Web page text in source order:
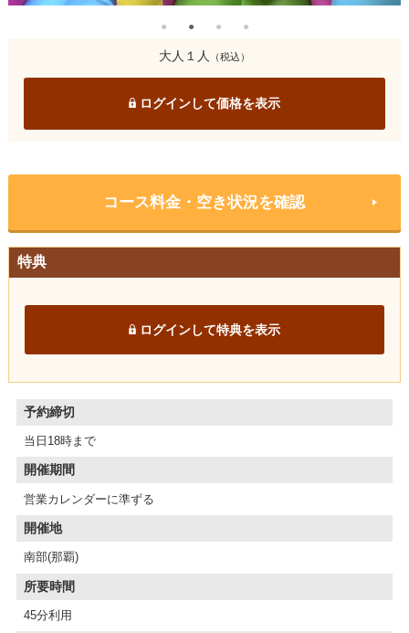
大人１人 （税込）
ログインして価格を表示
コース料金・空き状況を確認
特典
ログインして特典を表示
予約締切
当日18時まで
開催期間
営業カレンダーに準ずる
開催地
南部(那覇)
所要時間
45分利用